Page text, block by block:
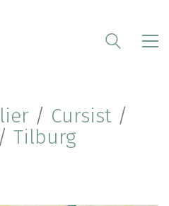
/ Cursist /
/ Tilburg